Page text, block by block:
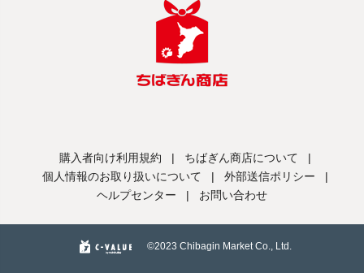
購入者向け利用規約 | ちばぎん商店について
|
個人情報のお取り扱いについて
| 外部送信ポリシー
|
ヘルプセンター
| お問い合わせ
©️2023 Chibagin Market Co., Ltd.